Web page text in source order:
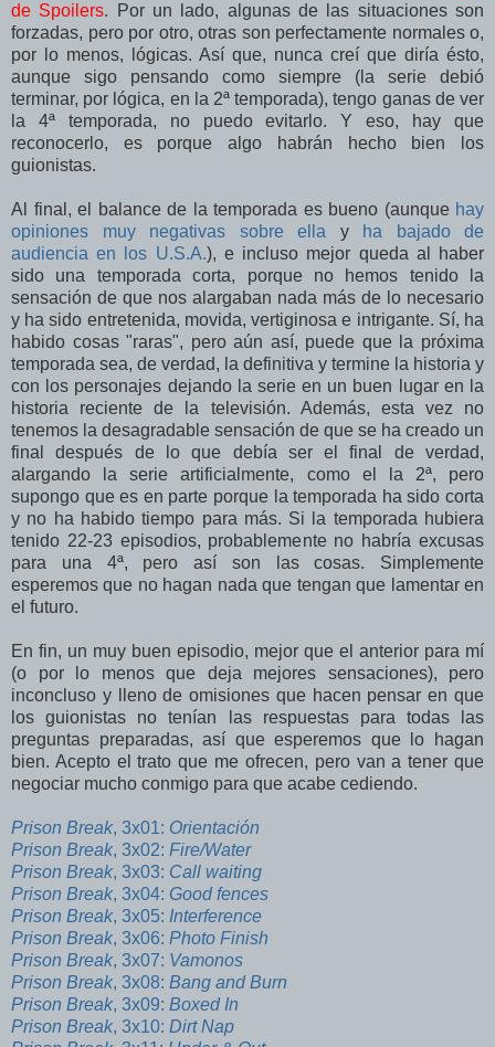
de Spoilers. Por un lado, algunas de las situaciones son
forzadas, pero por otro, otras son perfectamente normales o,
por lo menos, lógicas. Así que, nunca creí que diría ésto,
aunque sigo pensando como siempre (la serie debió
terminar, por lógica, en la 2ª temporada), tengo ganas de ver
la 4ª temporada, no puedo evitarlo. Y eso, hay que
reconocerlo, es porque algo habrán hecho bien los
guionistas.
Al final, el balance de la temporada es bueno (aunque hay
opiniones muy negativas sobre ella y
ha bajado de
audiencia en los U.S.A.), e incluso mejor queda al haber
sido una temporada corta, porque no hemos tenido la
sensación de que nos alargaban nada más de lo necesario
y ha sido entretenida, movida, vertiginosa e intrigante. Sí, ha
habido cosas "raras", pero aún así, puede que la próxima
temporada sea, de verdad, la definitiva y termine la historia y
con los personajes dejando la serie en un buen lugar en la
historia reciente de la televisión. Además, esta vez no
tenemos la desagradable sensación de que se ha creado un
final después de lo que debía ser el final de verdad,
alargando la serie artificialmente, como el la 2ª, pero
supongo que es en parte porque la temporada ha sido corta
y no ha habido tiempo para más. Si la temporada hubiera
tenido 22-23 episodios, probablemente no habría excusas
para una 4ª, pero así son las cosas. Simplemente
esperemos que no hagan nada que tengan que lamentar en
el futuro.
En fin, un muy buen episodio, mejor que el anterior para mí
(o por lo menos que deja mejores sensaciones), pero
inconcluso y lleno de omisiones que hacen pensar en que
los guionistas no tenían las respuestas para todas las
preguntas preparadas, así que esperemos que lo hagan
bien. Acepto el trato que me ofrecen, pero van a tener que
negociar mucho conmigo para que acabe cediendo.
Prison Break, 3x01: Orientación
Prison Break, 3x02: Fire/Water
Prison Break, 3x03: Call waiting
Prison Break, 3x04: Good fences
Prison Break, 3x05: Interference
Prison Break, 3x06: Photo Finish
Prison Break, 3x07: Vamonos
Prison Break, 3x08: Bang and Burn
Prison Break, 3x09: Boxed In
Prison Break, 3x10: Dirt Nap